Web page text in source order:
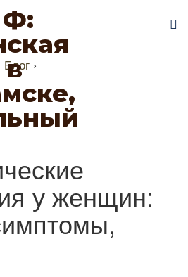
Блог ›
у женщин: